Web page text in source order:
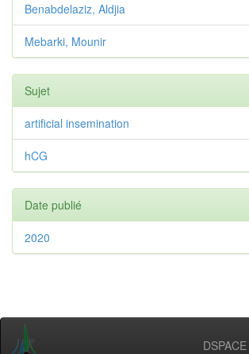
Benabdelaziz, Aldjia
Mebarki, Mounir
Sujet
artificial insemination
hCG
Date publié
2020